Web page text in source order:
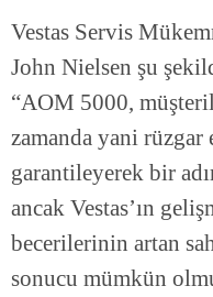
Vestas Servis
John Nielsen şu
“AOM 5000,
zamanda yani rüzgar
garantileyerek bir
ancak Vestas’ın
becerilerinin artan
sonucu mümkün